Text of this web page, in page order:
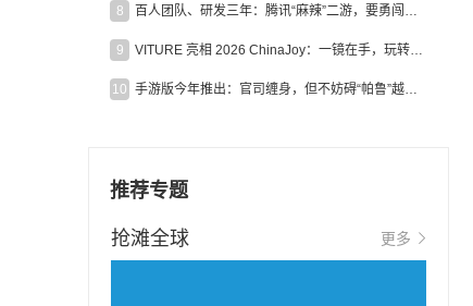
8 百人团队、研发三年：腾讯“麻辣”二游，要勇闯男性恋爱市场
9 VITURE 亮相 2026 ChinaJoy：一镜在手，玩转全场！
10 手游版今年推出：官司缠身，但不妨碍“帕鲁”越来越火
推荐专题
抢滩全球 更多